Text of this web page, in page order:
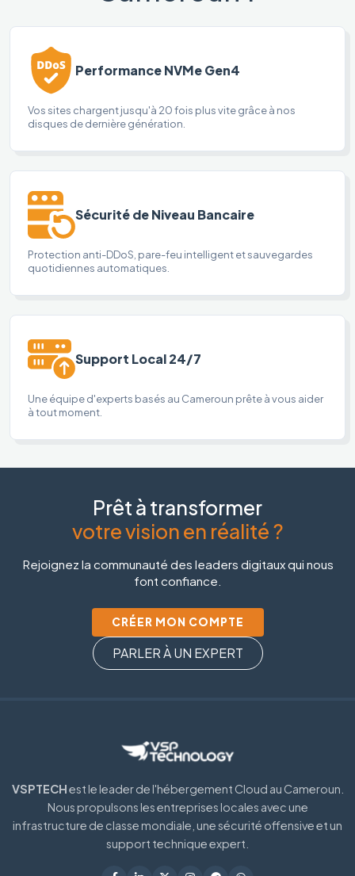
Performance NVMe Gen4
Vos sites chargent jusqu'à 20 fois plus vite grâce à nos
disques de dernière génération.
Sécurité de Niveau Bancaire
Protection anti-DDoS, pare-feu intelligent et sauvegardes
quotidiennes automatiques.
Support Local 24/7
Une équipe d'experts basés au Cameroun prête à vous aider
à tout moment.
Prêt à transformer
votre vision en réalité ?
Rejoignez la communauté des leaders digitaux qui nous
font confiance.
CRÉER MON COMPTE
PARLER À UN EXPERT
VSPTECHest le leader de l'hébergement Cloud au Cameroun.
Nous propulsons les entreprises locales avec une
infrastructure de classe mondiale, une sécurité offensive et un
support technique expert.